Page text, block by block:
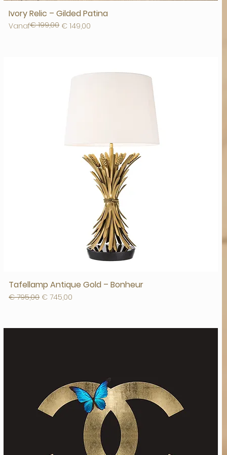
Ivory Relic – Gilded Patina
Vanaf
Normale prijs
€ 199,00 € 149,00
Verkoopprijs
Tafellamp Antique Gold – Bonheur
Normale prijs
€ 795,00 Verkoopprijs
€ 745,00